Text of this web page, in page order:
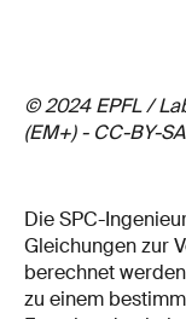
© 2024 EPFL /
(EM+) - CC-BY-
Die SPC-
Gleichungen zur
berechnet
zu einem